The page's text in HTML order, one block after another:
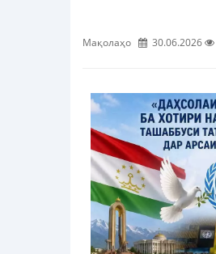
Мақолаҳо 30.06.2026